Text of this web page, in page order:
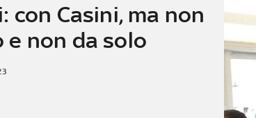
con Casini, ma non
e non da solo